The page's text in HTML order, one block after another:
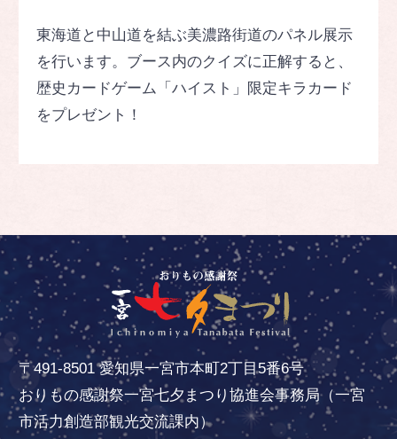
東海道と中山道を結ぶ美濃路街道のパネル展示
を行います。ブース内のクイズに正解すると、
歴史カードゲーム「ハイスト」限定キラカード
をプレゼント！
〒491-8501 愛知県一宮市本町2丁目5番6号
おりもの感謝祭一宮七夕まつり協進会事務局（一宮
市活力創造部観光交流課内）